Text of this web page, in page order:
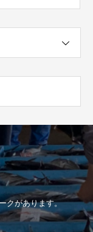
クがあります。